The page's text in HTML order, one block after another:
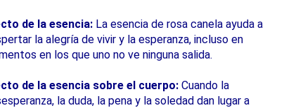
de la esencia: La esencia de rosa canela ayuda a
la alegría de vivir y la esperanza, incluso en
en los que uno no ve ninguna salida.
de la esencia sobre el cuerpo: Cuando la
la duda, la pena y la soledad dan lugar a